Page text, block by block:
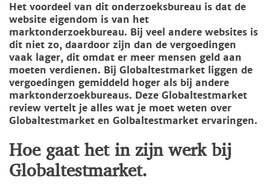
Het voordeel van dit onderzoeksbureau is dat de
website eigendom is van het
marktonderzoekbureau. Bij veel andere websites is
dit niet zo, daardoor zijn dan de vergoedingen
vaak lager, dit omdat er meer mensen geld aan
moeten verdienen. Bij Globaltestmarket liggen de
vergoedingen gemiddeld hoger als bij andere
marktonderzoekbureaus. Deze Globaltestmarket
review vertelt je alles wat je moet weten over
Globaltestmarket en Golbaltestmarket ervaringen.
Hoe gaat het in zijn werk bij
Globaltestmarket.